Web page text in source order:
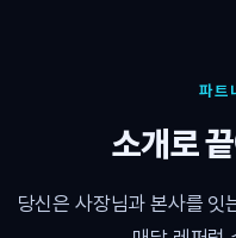
파트
소개로
당신은 사장님과 본사를 잇